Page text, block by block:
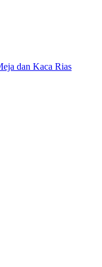
dan Kaca Rias